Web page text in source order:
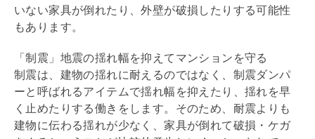
いない家具が倒れたり、外壁が破損したりする可能性
もあります。
「制震」地震の揺れ幅を抑えてマンションを守る
制震は、建物の揺れに耐えるのではなく、 制震ダンパ
ーと呼ばれるアイテムで揺れ幅を抑えたり、揺れを早
く止めたりする働きをします。そのため、 耐震よりも
建物に伝わる揺れが少なく、家具が倒れて破損・ケガ